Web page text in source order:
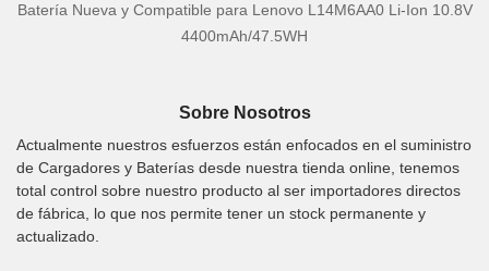
Batería Nueva y Compatible para Lenovo L14M6AA0 Li-Ion 10.8V
4400mAh/47.5WH
Sobre Nosotros
Actualmente nuestros esfuerzos están enfocados en el suministro
de Cargadores y Baterías desde nuestra tienda online, tenemos
total control sobre nuestro producto al ser importadores directos
de fábrica, lo que nos permite tener un stock permanente y
actualizado.